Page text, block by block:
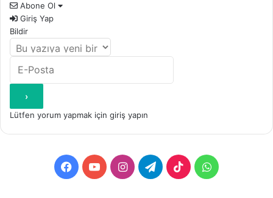
Abone Ol
Giriş Yap
Bildir
Lütfen yorum yapmak için giriş yapın
Facebook
YouTubeInstagramTelegramTikTokWhatsApp